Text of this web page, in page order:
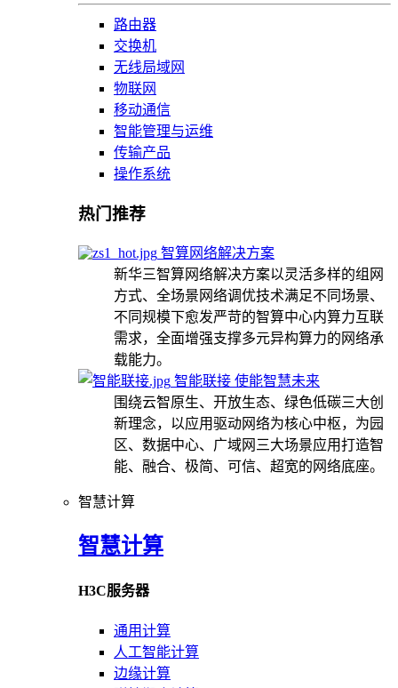
路由器
交换机
无线局域网
物联网
移动通信
智能管理与运维
传输产品
操作系统
热门推荐
智算网络解决方案
新华三智算网络解决方案以灵活多样的组网
方式、全场景网络调优技术满足不同场景、
不同规模下愈发严苛的智算中心内算力互联
需求，全面增强支撑多元异构算力的网络承
载能力。
智能联接 使能智慧未来
围绕云智原生、开放生态、绿色低碳三大创
新理念，以应用驱动网络为核心中枢，为园
区、数据中心、广域网三大场景应用打造智
能、融合、极简、可信、超宽的网络底座。
智慧计算
智慧计算
H3C服务器
通用计算
人工智能计算
边缘计算